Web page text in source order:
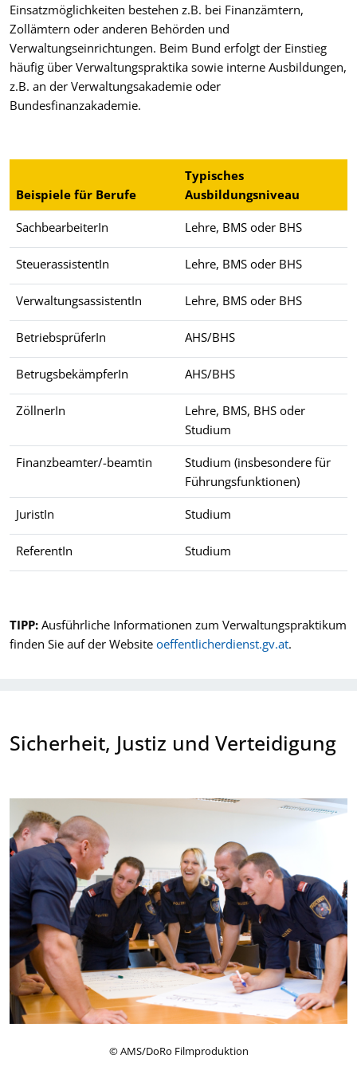
Einsatzmöglichkeiten bestehen z.B. bei Finanzämtern,
Zollämtern oder anderen Behörden und
Verwaltungseinrichtungen. Beim Bund erfolgt der Einstieg
häufig über Verwaltungspraktika sowie interne Ausbildungen,
z.B. an der Verwaltungsakademie oder
Bundesfinanzakademie.
Beispiele für Berufe
Typisches
Ausbildungsniveau
SachbearbeiterIn Lehre, BMS oder BHS
SteuerassistentIn Lehre, BMS oder BHS
VerwaltungsassistentIn Lehre, BMS oder BHS
BetriebsprüferIn AHS/BHS
BetrugsbekämpferIn AHS/BHS
ZöllnerIn
Lehre, BMS, BHS oder
Studium
Finanzbeamter/-beamtin
Studium (insbesondere für
Führungsfunktionen)
JuristIn Studium
ReferentIn Studium
TIPP: Ausführliche Informationen zum Verwaltungspraktikum
finden Sie auf der Website oeffentlicherdienst.gv.at.
Sicherheit, Justiz und Verteidigung
© AMS/DoRo Filmproduktion